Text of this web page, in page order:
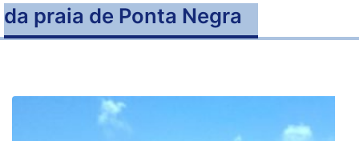
da praia de Ponta Negra